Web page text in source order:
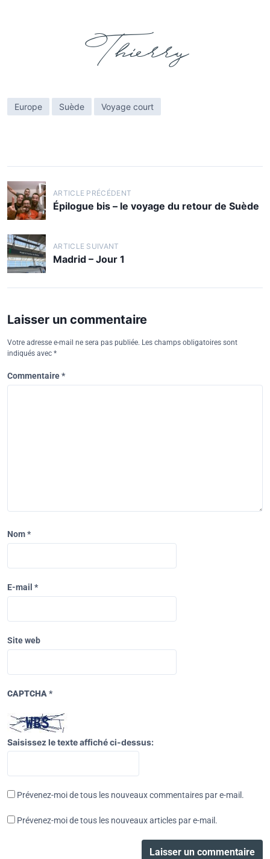
Thierry
Europe Suède Voyage court
ARTICLE PRÉCÉDENT
Épilogue bis – le voyage du retour de Suède
ARTICLE SUIVANT
Madrid – Jour 1
Laisser un commentaire
Votre adresse e-mail ne sera pas publiée. Les champs obligatoires sont
indiqués avec *
Commentaire*
Nom*
E-mail *
Site web
CAPTCHA *
Saisissez le texte affiché ci-dessus:
Prévenez-moi de tous les nouveaux commentaires par e-mail.
Prévenez-moi de tous les nouveaux articles par e-mail.